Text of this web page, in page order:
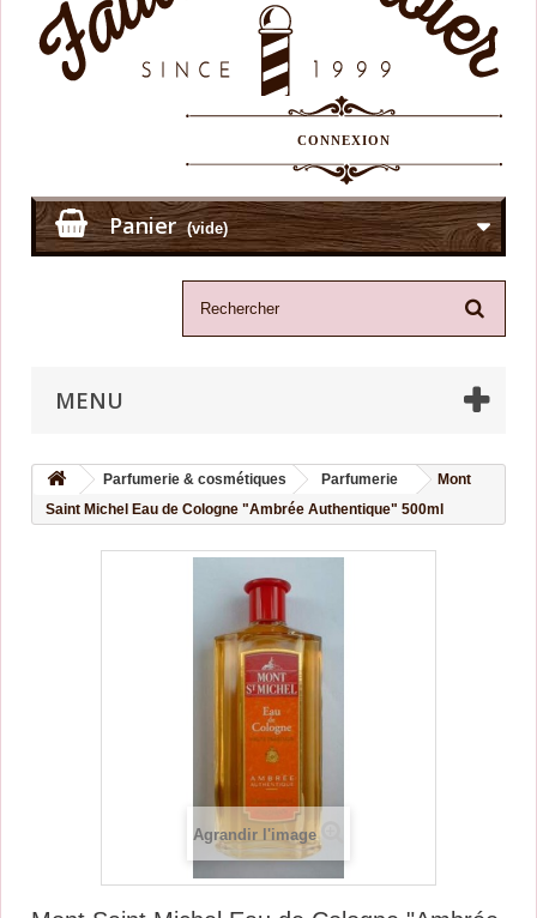
CONNEXION
Panier (vide)
MENU
Parfumerie & cosmétiques Parfumerie
Mont
Saint Michel Eau de Cologne "Ambrée Authentique" 500ml
Agrandir l'image